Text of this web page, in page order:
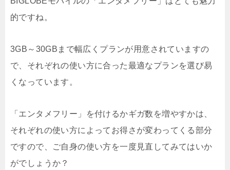
的ですね。
3GB～30GBまで幅広くプランが用意されていますの
で、それぞれの使い方に合った最適なプランを選び易
くなっています。
「エンタメフリー」を付けるかギガ数を増やすかは、
それぞれの使い方によってお得さが変わってくる部分
ですので、ご自身の使い方を一度見直してみてはいか
がでしょうか？